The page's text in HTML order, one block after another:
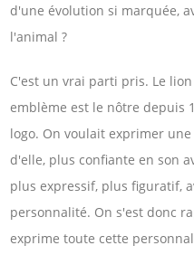
d'une évolution si marquée,
l'animal ?
C'est un vrai parti pris. Le
emblème est le nôtre depuis
logo. On voulait exprimer
d'elle, plus confiante en son
plus expressif, plus figuratif,
personnalité. On s'est donc
exprime toute cette